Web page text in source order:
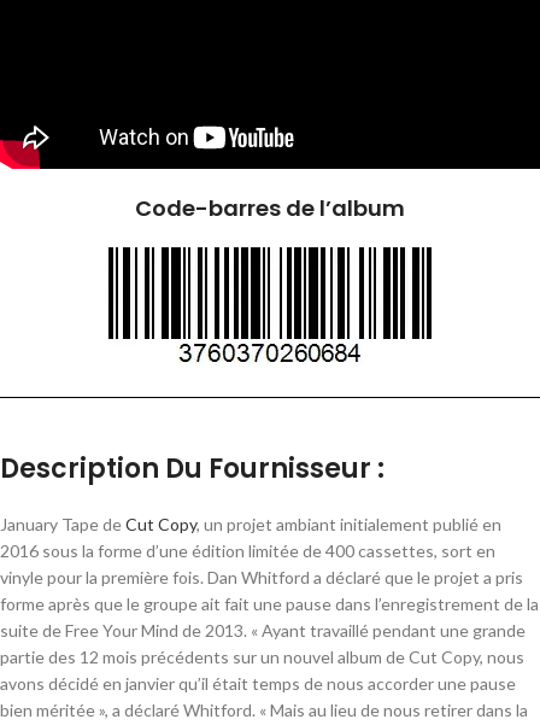
Code-barres de l’album
Description Du Fournisseur :
January Tape deCut Copy, un projet ambiant initialement publié en
2016 sous la forme d’une édition limitée de 400 cassettes, sort en
vinyle pour la première fois. Dan Whitford a déclaré que le projet a pris
forme après que le groupe ait fait une pause dans l’enregistrement de la
suite de Free Your Mind de 2013. « Ayant travaillé pendant une grande
partie des 12 mois précédents sur un nouvel album de Cut Copy, nous
avons décidé en janvier qu’il était temps de nous accorder une pause
bien méritée », a déclaré Whitford. « Mais au lieu de nous retirer dans la